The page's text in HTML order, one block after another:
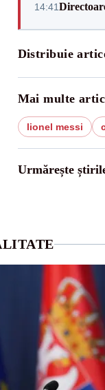
14:41
Distribuie
Mai multe
lionel messi
Urmărește